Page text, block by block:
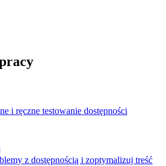
i ręczne testowanie dostępności
z dostępnością i zoptymalizuj treść